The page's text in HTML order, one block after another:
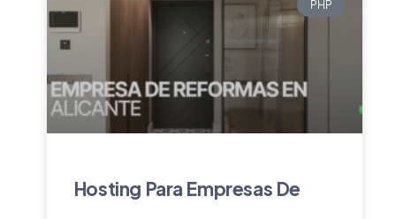
PHP
Hosting Para Empresas De